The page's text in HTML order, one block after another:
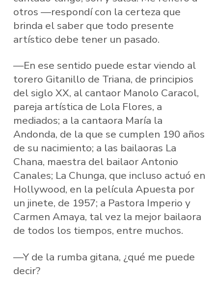
otros —respondí con la certeza que
brinda el saber que todo presente
artístico debe tener un pasado.
—En ese sentido puede estar viendo al
torero Gitanillo de Triana, de principios
del siglo XX, al cantaor Manolo Caracol,
pareja artística de Lola Flores, a
mediados; a la cantaora María la
Andonda, de la que se cumplen 190 años
de su nacimiento; a las bailaoras La
Chana, maestra del bailaor Antonio
Canales; La Chunga, que incluso actuó en
Hollywood, en la película Apuesta por
un jinete, de 1957; a Pastora Imperio y
Carmen Amaya, tal vez la mejor bailaora
de todos los tiempos, entre muchos.
—Y de la rumba gitana, ¿qué me puede
decir?